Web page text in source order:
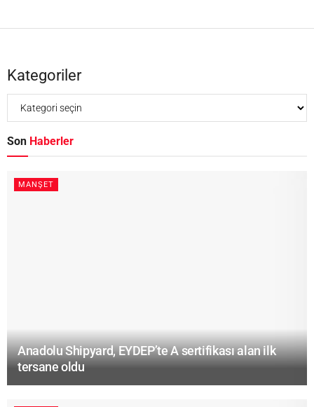
Kategoriler
Son Haberler
MANŞET
Anadolu Shipyard, EYDEP’te A sertifikası alan ilk
tersane oldu